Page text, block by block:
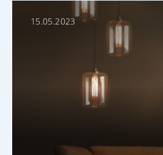
15.05.2023